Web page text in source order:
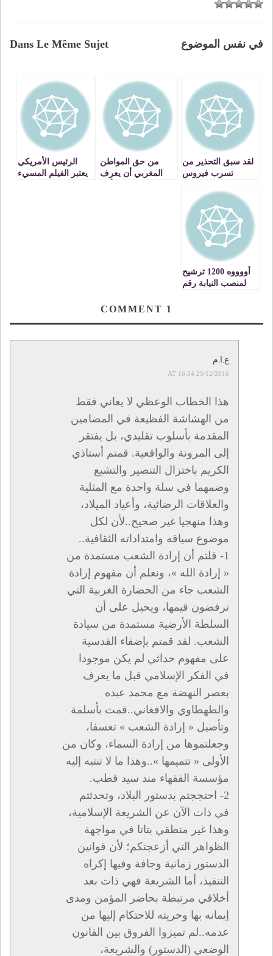
Dans Le Même Sujet في نفس الموضوع
لقد سبق التحذير من
تسرب فيروس
المغرب عبر ضحايا
المهاجرين الذين
يعيشون في الدول
الغربية
من حق المواطن
المغربي أن يعرف
الرئيس الأمريكي
يعتبر الفيلم المسيء
أووووه 1200 ترشيح
لمنصب النيابة رقم
1
ع.ا.م
25/12/2016 AT 16:34
هذا الخطاب الوعظي لا يعاني فقط
من الهشاشة الفظيعة في المضامين
المقدمة بأسلوب تقليدي، بل يفتقر
إلى المرونة والواقعية. قمتم أستاذي
الكريم باختزال التنصير والتشيع
وضمهما في سلة واحدة مع المثلية
والعلاقات الرضائية، وأعياد الميلاد،
وهذا منهجيا غير صحيح..لأن لكل
موضوع سياقه وامتداداته الثقافية..
1- قلتم أن إرادة الشعب مستمدة من
« إرادة الله »، ونعلم أن مفهوم إرادة
الشعب جاء من الحضارة الغربية التي
ترفضون قيمها، ويحيل على أن
السلطة الأرضية مستمدة من سيادة
الشعب. لقد قمتم بإضفاء القدسية
على مفهوم حداثي لم يكن موجودا
في الفكر الإسلامي قبل ما يعرف
بعصر النهضة مع محمد عبده
والطهطاوي والافغاني..قمت بأسلمة
وتأصيل « إرادة الشعب » تعسفا،
وجعلتموها من إرادة السماء، وكان من
الأولى « تتميمها »..وهذا ما لا تنتبه إليه
مؤسسة الفقهاء منذ سيد قطب.
2- احتججتم بدستور البلاد، وتحدثتم
في ذات الآن عن الشريعة الإسلامية،
وهذا غير منطقي بتاتا في مواجهة
الظواهر التي أزعجتكم؛ لأن قوانين
الدستور زمانية وجافة وفيها إكراه
التنفيذ، أما الشريعة فهي ذات بعد
أخلاقي مرتبطة بحاضر المؤمن ومدى
إيمانه بها وحريته للاحتكام إليها من
عدمه..لم تميزوا الفروق بين القانون
الوضعي (الدستور) والشريعة،